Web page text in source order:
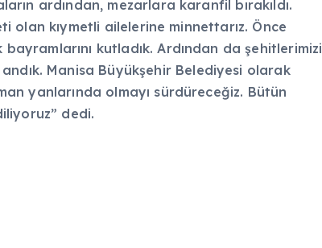
ardından, mezarlara karanfil bırakıldı.
olan kıymetli ailelerine minnettarız. Önce
bayramlarını kutladık. Ardından da şehitlerimizi
Manisa Büyükşehir Belediyesi olarak
yanlarında olmayı sürdüreceğiz. Bütün
dedi.